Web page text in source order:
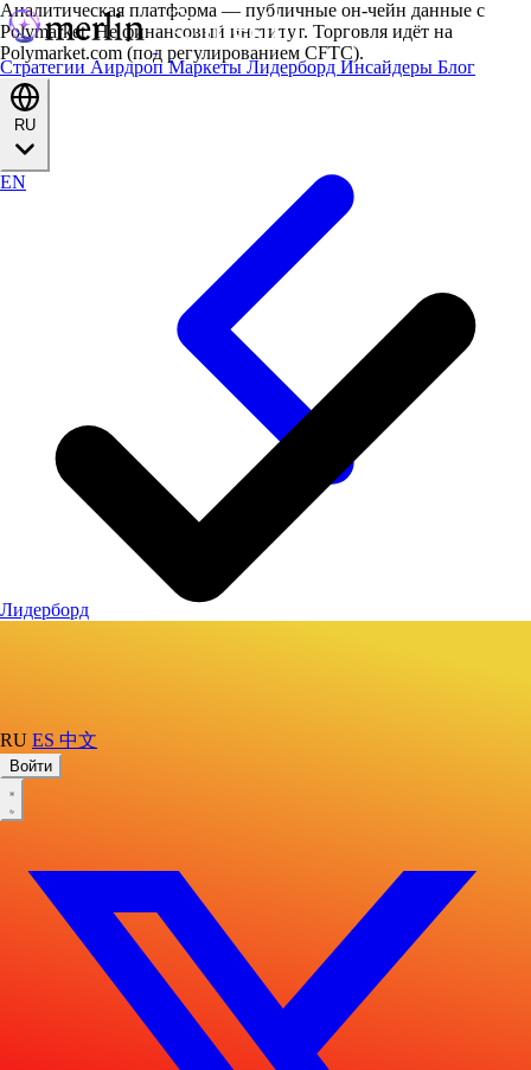
Стратегии АирдропМаркеты Лидерборд Инсайдеры Блог
EN
RU ES 中文
Войти
Аналитическая платформа — публичные он-чейн данные с
Polymarket. Не финансовый институт. Торговля идёт на
Polymarket.com (под регулированием CFTC).
Лидерборд